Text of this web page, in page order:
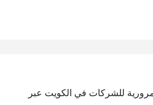
للشركات في الكويت عبر